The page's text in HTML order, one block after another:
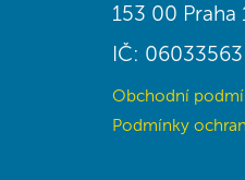
153 00 Praha
IČ: 06033563
Obchodní
Podmínky